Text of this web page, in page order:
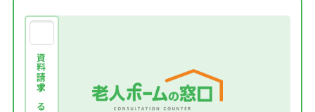
資料請求する